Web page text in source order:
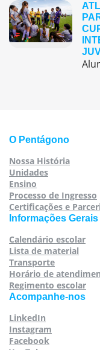
O Pentágono
Nossa História
Unidades
Ensino
Processo de Ingresso
Certificações e
Informações Gerais
Calendário escolar
Lista de material
Transporte
Horário de
Regimento escolar
Acompanhe-nos
LinkedIn
Instagram
Facebook